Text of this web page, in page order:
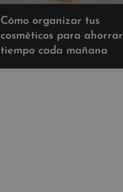
Cómo organizar tus
cosméticos para ahorrar
tiempo cada mañana